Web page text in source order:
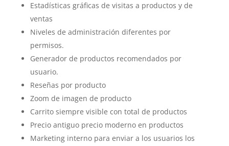
Estadísticas gráficas de visitas a productos y de
ventas
Niveles de administración diferentes por
permisos.
Generador de productos recomendados por
usuario.
Reseñas por producto
Zoom de imagen de producto
Carrito siempre visible con total de productos
Precio antiguo precio moderno en productos
Marketing interno para enviar a los usuarios los